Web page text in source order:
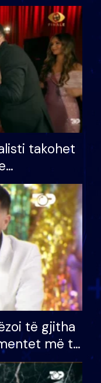
për
takohet
letër
të gjitha
më të
VIP: Do më
kur…